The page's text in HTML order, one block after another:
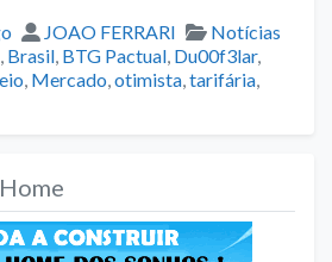
Author
JOAO FERRARI Categories
Notícias
, Brasil, BTG Pactual, Du00f3lar,
, Mercado,otimista,tarifária,